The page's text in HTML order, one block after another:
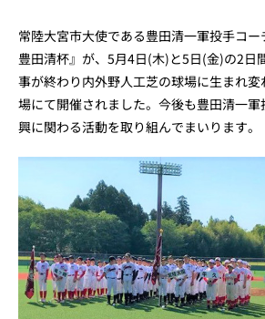
常陸大宮市大使である豊田清一軍投手コ
豊田清杯』が、5月4日(木)と5日(金)の2日
事が終わり内外野人工芝の球場に生まれ
場にて開催されました。今後も豊田清一
興に関わる活動を取り組んでまいります。